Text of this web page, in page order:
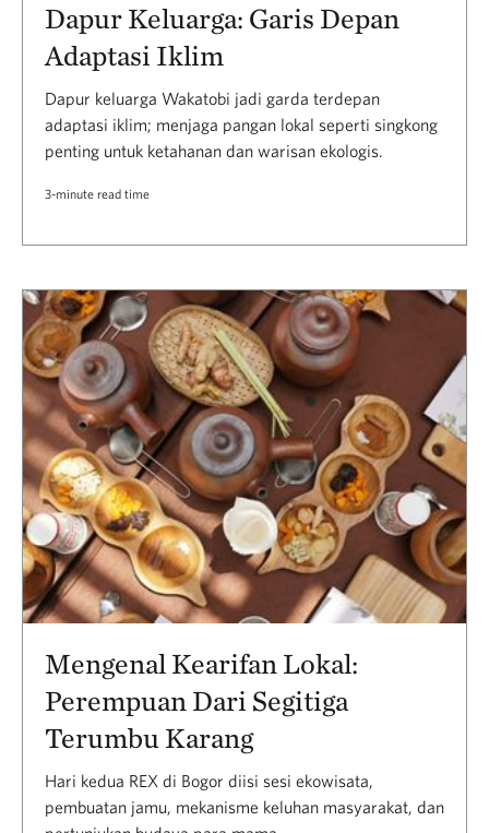
Dapur Keluarga: Garis Depan
Adaptasi Iklim
Dapur keluarga Wakatobi jadi garda terdepan
adaptasi iklim; menjaga pangan lokal seperti singkong
penting untuk ketahanan dan warisan ekologis.
3-minute read time
Mengenal Kearifan Lokal:
Perempuan Dari Segitiga
Terumbu Karang
Hari kedua REX di Bogor diisi sesi ekowisata,
pembuatan jamu, mekanisme keluhan masyarakat, dan